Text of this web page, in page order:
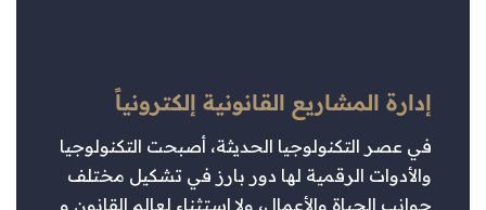
إدارة المشاريع القانونية إلكترونياً
في عصر التكنولوجيا الحديثة، أصبحت التكنولوجيا
والأدوات الرقمية لها دور بارز في تشكيل مختلف
جوانب الحياة والأعمال، ولا استثناء لعالم القانون و